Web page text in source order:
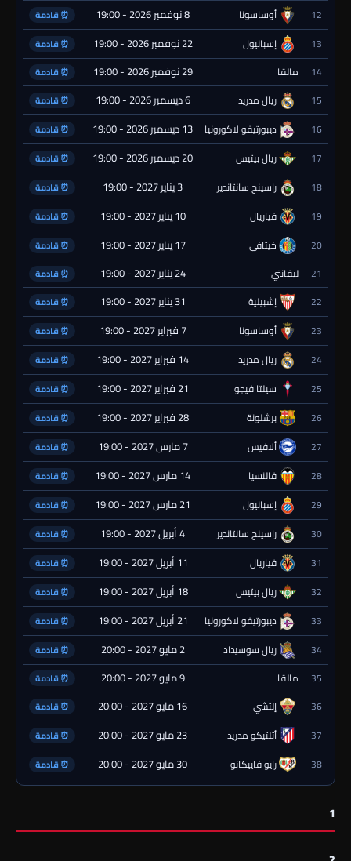
12 أوساسونا 8 نوفمبر 2026 - 19:00 ⏰ قادمة
13 إسبانيول 22 نوفمبر 2026 - 19:00 ⏰ قادمة
14 مالقا 29 نوفمبر 2026 - 19:00 ⏰ قادمة
15 ريال مدريد 6 ديسمبر 2026 - 19:00 ⏰ قادمة
16 ديبورتيفو لاكورونيا 13 ديسمبر 2026 - 19:00 ⏰ قادمة
17 ريال بيتيس 20 ديسمبر 2026 - 19:00 ⏰ قادمة
18 راسينج سانتاندير 3 يناير 2027 - 19:00 ⏰ قادمة
19 فياريال 10 يناير 2027 - 19:00 ⏰ قادمة
20 خيتافي 17 يناير 2027 - 19:00 ⏰ قادمة
21 ليفانتي 24 يناير 2027 - 19:00 ⏰ قادمة
22 إشبيلية 31 يناير 2027 - 19:00 ⏰ قادمة
23 أوساسونا 7 فبراير 2027 - 19:00 ⏰ قادمة
24 ريال مدريد 14 فبراير 2027 - 19:00 ⏰ قادمة
25 سيلتا فيجو 21 فبراير 2027 - 19:00 ⏰ قادمة
26 برشلونة 28 فبراير 2027 - 19:00 ⏰ قادمة
27 ألافيس 7 مارس 2027 - 19:00 ⏰ قادمة
28 فالنسيا 14 مارس 2027 - 19:00 ⏰ قادمة
29 إسبانيول 21 مارس 2027 - 19:00 ⏰ قادمة
30 راسينج سانتاندير 4 أبريل 2027 - 19:00 ⏰ قادمة
31 فياريال 11 أبريل 2027 - 19:00 ⏰ قادمة
32 ريال بيتيس 18 أبريل 2027 - 19:00 ⏰ قادمة
33 ديبورتيفو لاكورونيا 21 أبريل 2027 - 19:00 ⏰ قادمة
34 ريال سوسيداد 2 مايو 2027 - 20:00 ⏰ قادمة
35 مالقا 9 مايو 2027 - 20:00 ⏰ قادمة
36 إلتشي 16 مايو 2027 - 20:00 ⏰ قادمة
37 أتلتيكو مدريد 23 مايو 2027 - 20:00 ⏰ قادمة
38 رايو فاييكانو 30 مايو 2027 - 20:00 ⏰ قادمة
1